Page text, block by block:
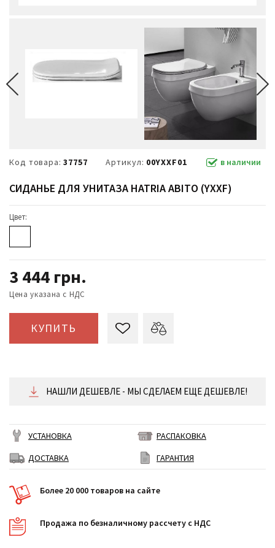
Код товара: 37757 Артикул: 00YXXF01 в наличии
СИДАНЬЕ ДЛЯ УНИТАЗА HATRIA ABITO (YXXF)
Цвет:
3 444 грн.
Цена указана с НДС
КУПИТЬ
НАШЛИ ДЕШЕВЛЕ - МЫ СДЕЛАЕМ ЕЩЕ ДЕШЕВЛЕ!
УСТАНОВКА
РАСПАКОВКА
ДОСТАВКА
ГАРАНТИЯ
Более 20 000 товаров на сайте
Продажа по безналичному рассчету с НДС